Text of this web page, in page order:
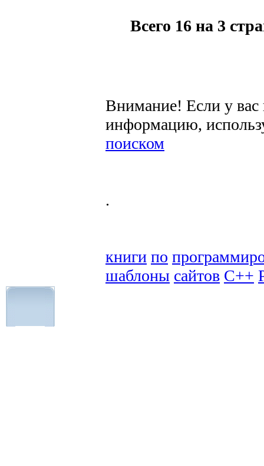
Всего 16 на 3
Внимание! Если у
информацию,
поиском
.
книги по
шаблоны сайтов C++